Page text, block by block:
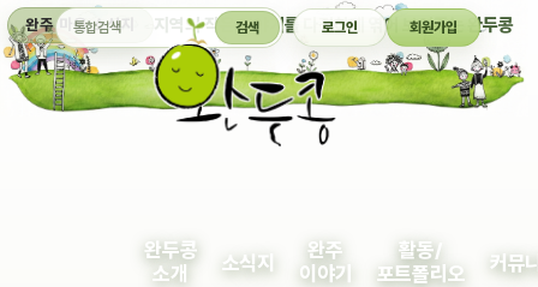
완주 마을 소식지 지역의 작은 이야기를 다정하게 엮어 보여주는 완두콩
통합검색 검색 로그인 회원가입
완두콩
소개
소식지
완주
이야기
활동/
포트폴리오
커뮤